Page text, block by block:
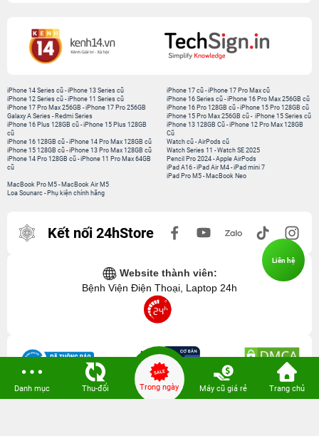
iPhone 14 Series cũ -iPhone 13 Series cũ
iPhone 12 Series cũ -iPhone 11 Series cũ
iPhone 17 Pro Max 256GB -iPhone 17 Pro 256GB
Galaxy A Series - Redmi Series
iPhone 17 cũ -iPhone 17 Pro Max cũ
iPhone 16 Series cũ - iPhone 16 Pro Max 256GB cũ
iPhone 16 Pro 128GB cũ -iPhone 15 Pro 128GB cũ
iPhone 15 Pro Max 256GB cũ - iPhone 15 Series cũ
iPhone 16 Plus 128GB cũ -iPhone 15 Plus 128GB
cũ
iPhone 16 128GB cũ -iPhone 14 Pro Max 128GB cũ
iPhone 15 128GB cũ -iPhone 13 Pro Max 128GB cũ
iPhone 14 Pro 128GB cũ -iPhone 11 Pro Max 64GB
cũ
iPhone 13 128GB Cũ -iPhone 12 Pro Max 128GB
Cũ
Watch cũ -AirPods cũ
Watch Series 11 -Watch SE 2025
Pencil Pro 2024 -Apple AirPods
iPad A16 -iPad Air M4 -iPad mini 7
iPad Pro M5 - MacBook Neo
MacBook Pro M5 - MacBook Air M5
Loa Sounarc - Phụ kiện chính hãng
Kết nối 24hStore
Website thành viên:
Bệnh Viện Điện Thoại, Laptop 24h
Danh mục Thu-đổi Trong ngày Máy cũ giá rẻ Trang chủ
Liên hệ